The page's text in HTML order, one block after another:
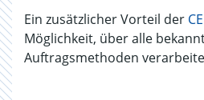
Ein zusätzlicher Vorteil der
Möglichkeit, über alle
Auftragsmethoden